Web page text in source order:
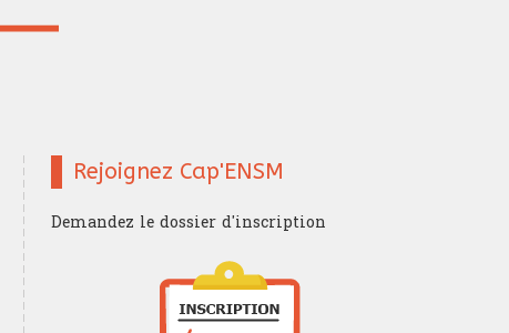
Rejoignez Cap'ENSM
Demandez le dossier d'inscription